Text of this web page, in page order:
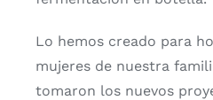
Lo hemos creado para
mujeres de nuestra
tomaron los nuevos